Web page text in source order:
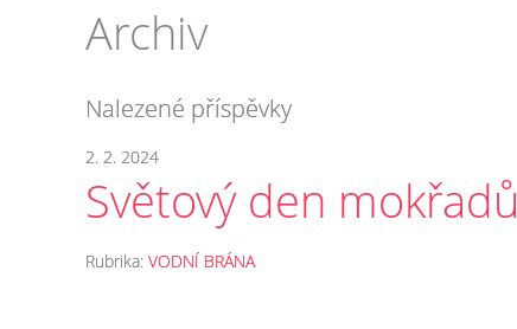
Archiv
Nalezené příspěvky
2. 2. 2024
Světový den mokřadů
Rubrika: VODNÍ BRÁNA